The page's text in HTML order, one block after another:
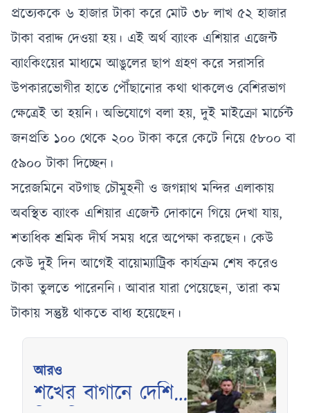
প্রত্যেককে ৬ হাজার টাকা করে মোট ৩৮ লাখ ৫২ হাজার
টাকা বরাদ্দ দেওয়া হয়। এই অর্থ ব্যাংক এশিয়ার এজেন্ট
ব্যাংকিংয়ের মাধ্যমে আঙুলের ছাপ গ্রহণ করে সরাসরি
উপকারভোগীর হাতে পৌঁছানোর কথা থাকলেও বেশিরভাগ
ক্ষেত্রেই তা হয়নি। অভিযোগে বলা হয়, দুই মাইক্রো মার্চেন্ট
জনপ্রতি ১০০ থেকে ২০০ টাকা করে কেটে নিয়ে ৫৮০০ বা
৫৯০০ টাকা দিচ্ছেন।
সরেজমিনে বটগাছ চৌমুহনী ও জগন্নাথ মন্দির এলাকায়
অবস্থিত ব্যাংক এশিয়ার এজেন্ট দোকানে গিয়ে দেখা যায়,
শতাধিক শ্রমিক দীর্ঘ সময় ধরে অপেক্ষা করছেন। কেউ
কেউ দুই দিন আগেই বায়োম্যাট্রিক কার্যক্রম শেষ করেও
টাকা তুলতে পারেননি। আবার যারা পেয়েছেন, তারা কম
টাকায় সন্তুষ্ট থাকতে বাধ্য হয়েছেন।
আরও
শখের বাগানে দেশি